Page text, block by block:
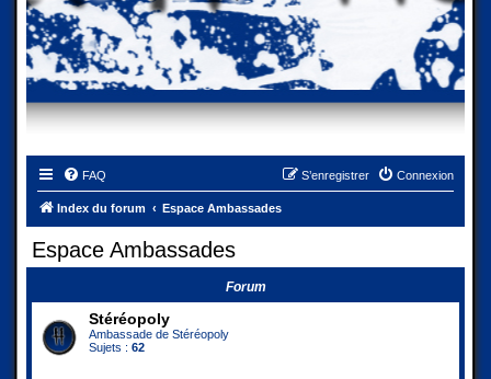
FAQ Connexion
S’enregistrer
Index du forum Espace Ambassades
Espace Ambassades
Forum
Stéréopoly
Ambassade de Stéréopoly
Sujets : 62